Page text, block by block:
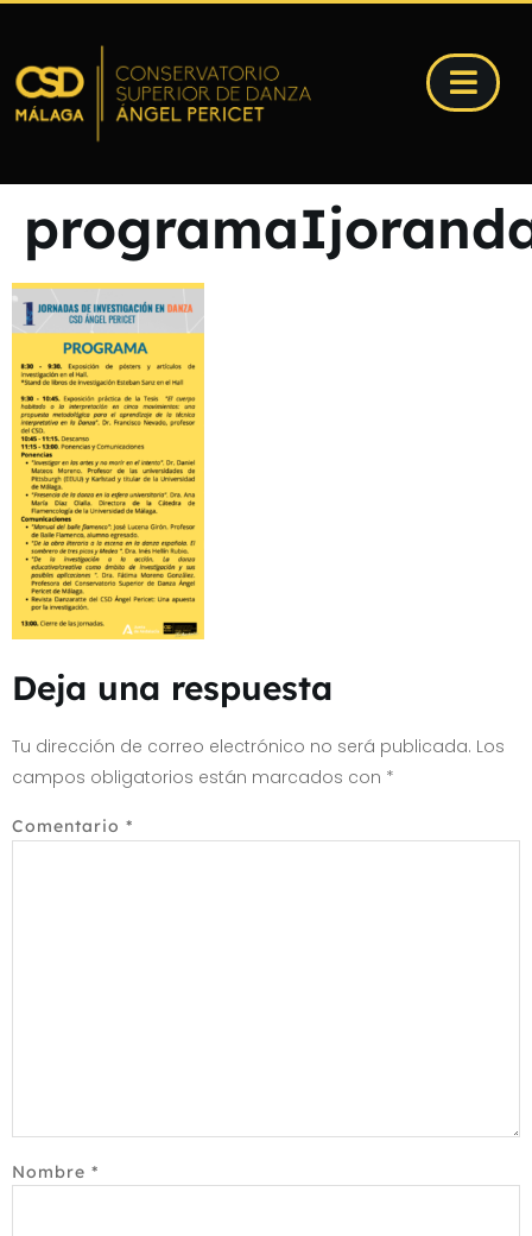
Deja una respuesta
Tu dirección de correo electrónico no será publicada. Los
campos obligatorios están marcados con *
Comentario *
Nombre *